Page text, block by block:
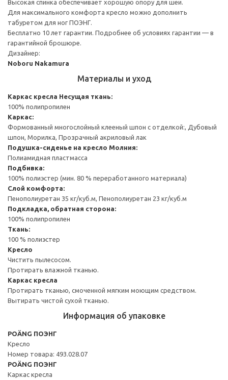
Высокая спинка обеспечивает хорошую опору для шеи.
Для максимального комфорта кресло можно дополнить
табуретом для ног ПОЭНГ.
Бесплатно 10 лет гарантии. Подробнее об условиях гарантии — в
гарантийной брошюре.
Дизайнер:
Noboru Nakamura
Материалы и уход
Каркас кресла Несущая ткань:
100% полипропилен
Каркас:
Формованный многослойный клееный шпон с отделкой:, Дубовый
шпон, Морилка, Прозрачный акриловый лак
Подушка-сиденье на кресло Молния:
Полиамидная пластмасса
Подбивка:
100% полиэстер (мин. 80 % переработанного материала)
Слой комфорта:
Пенополиуретан 35 кг/куб.м, Пенополиуретан 23 кг/куб.м
Подкладка, обратная сторона:
100% полипропилен
Ткань:
100 % полиэстер
Кресло
Чистить пылесосом.
Протирать влажной тканью.
Каркас кресла
Протирать тканью, смоченной мягким моющим средством.
Вытирать чистой сухой тканью.
Информация об упаковке
POÄNG ПОЭНГ
Кресло
Номер товара: 493.028.07
POÄNG ПОЭНГ
Каркас кресла